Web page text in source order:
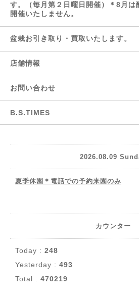
す。（毎月第２日曜日開催）＊8月は
開催いたしません。
盆栽お引き取り・買取いたします。
店舗情報
お問い合わせ
B.S.TIMES
2026.08.09
夏季休園＊電話での予約来園のみ
カウンター
Today : 248
Yesterday : 493
Total : 470219